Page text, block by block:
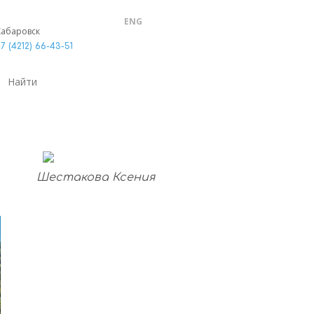
(4212) 66-43-51
ENG
Шестакова Ксения